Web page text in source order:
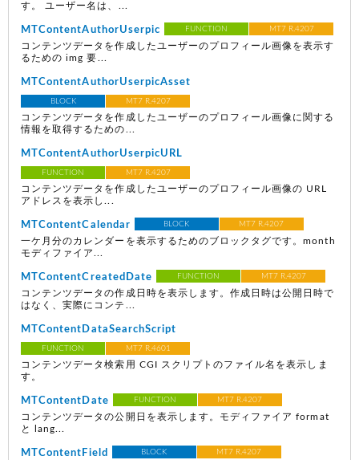
す。 ユーザー名は、...
MTContentAuthorUserpic FUNCTION MT7 R.4207
コンテンツデータを作成したユーザーのプロフィール画像を表示す
るための img 要...
MTContentAuthorUserpicAsset
BLOCK MT7 R.4207
コンテンツデータを作成したユーザーのプロフィール画像に関する
情報を取得するための...
MTContentAuthorUserpicURL
FUNCTION MT7 R.4207
コンテンツデータを作成したユーザーのプロフィール画像の URL
アドレスを表示し...
MTContentCalendar BLOCK MT7 R.4207
一ケ月分のカレンダーを表示するためのブロックタグです。month
モディファイア...
MTContentCreatedDate FUNCTION MT7 R.4207
コンテンツデータの作成日時を表示します。作成日時は公開日時で
はなく、実際にコンテ...
MTContentDataSearchScript
FUNCTION MT7 R.4601
コンテンツデータ検索用 CGI スクリプトのファイル名を表示しま
す。
MTContentDate FUNCTION MT7 R.4207
コンテンツデータの公開日を表示します。モディファイア format
と lang...
MTContentField BLOCK MT7 R.4207